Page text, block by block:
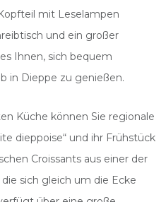
mit Leselampen
und ein großer
Ihnen, sich bequem
in Dieppe zu genießen.
Küche können Sie regionale
dieppoise“ und ihr Frühstück
Croissants aus einer der
sich gleich um die Ecke